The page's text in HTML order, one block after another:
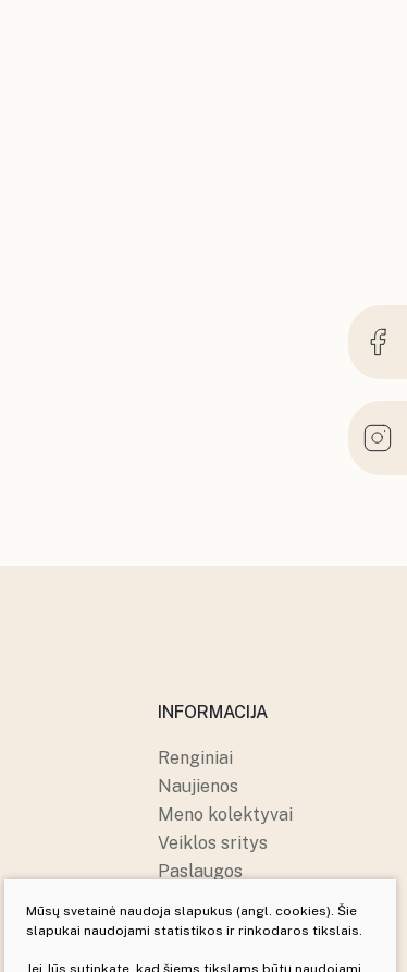
INFORMACIJA
Renginiai
Naujienos
Meno kolektyvai
Veiklos sritys
Paslaugos
Struktūra ir kontaktai
Mūsų svetainė naudoja slapukus (angl. cookies). Šie
slapukai naudojami statistikos ir rinkodaros tikslais.
Jei Jūs sutinkate, kad šiems tikslams būtų naudojami